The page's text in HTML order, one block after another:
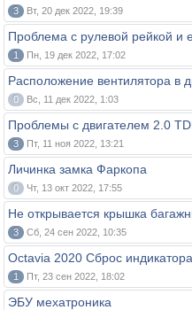
3 Вт, 20 дек 2022, 19:39
Проблема с рулевой рейкой и
1 Пн, 19 дек 2022, 17:02
Расположение вентилятора в
0 Вс, 11 дек 2022, 1:03
Проблемы с двигателем 2.0
3 Пт, 11 ноя 2022, 13:21
Личинка замка Фаркопа
0 Чт, 13 окт 2022, 17:55
Не открывается крышка
3 Сб, 24 сен 2022, 10:35
Octavia 2020 Сброс
1 Пт, 23 сен 2022, 18:02
ЭБУ мехатроника